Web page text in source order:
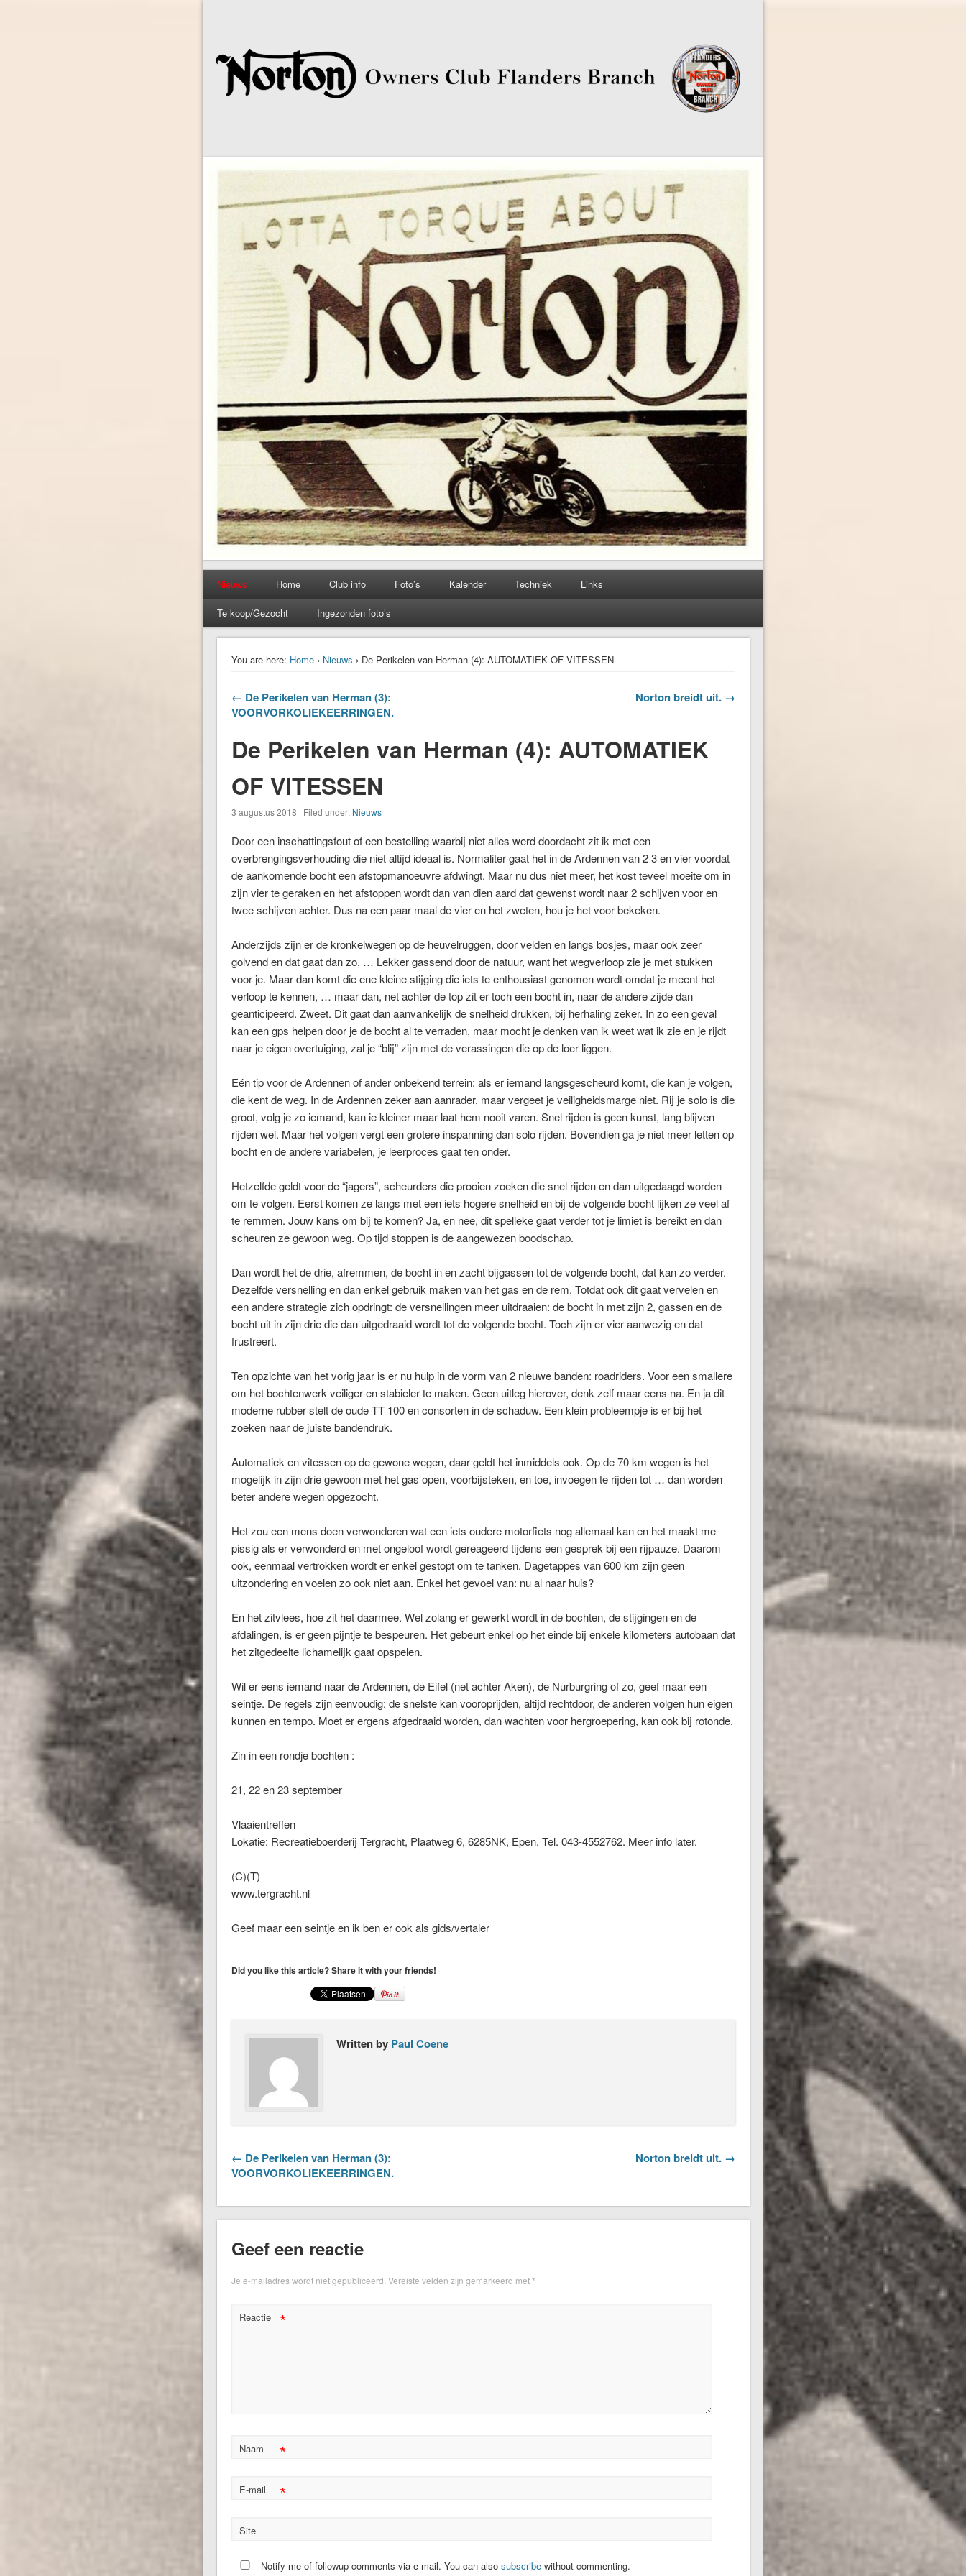
Norton Owners Club Flanders Branch
Nieuws Home Club info Foto’s Kalender Techniek Links
Te koop/Gezocht Ingezonden foto’s
You are here: Home› Nieuws › De Perikelen van Herman (4): AUTOMATIEK OF VITESSEN
← De Perikelen van Herman (3):
VOORVORKOLIEKEERRINGEN.
Norton breidt uit. →
De Perikelen van Herman (4): AUTOMATIEK
OF VITESSEN
3 augustus 2018 | Filed under: Nieuws
Door een inschattingsfout of een bestelling waarbij niet alles werd doordacht zit ik met een
overbrengingsverhouding die niet altijd ideaal is. Normaliter gaat het in de Ardennen van 2 3 en vier voordat
de aankomende bocht een afstopmanoeuvre afdwingt. Maar nu dus niet meer, het kost teveel moeite om in
zijn vier te geraken en het afstoppen wordt dan van dien aard dat gewenst wordt naar 2 schijven voor en
twee schijven achter. Dus na een paar maal de vier en het zweten, hou je het voor bekeken.
Anderzijds zijn er de kronkelwegen op de heuvelruggen, door velden en langs bosjes, maar ook zeer
golvend en dat gaat dan zo, … Lekker gassend door de natuur, want het wegverloop zie je met stukken
voor je. Maar dan komt die ene kleine stijging die iets te enthousiast genomen wordt omdat je meent het
verloop te kennen, … maar dan, net achter de top zit er toch een bocht in, naar de andere zijde dan
geanticipeerd. Zweet. Dit gaat dan aanvankelijk de snelheid drukken, bij herhaling zeker. In zo een geval
kan een gps helpen door je de bocht al te verraden, maar mocht je denken van ik weet wat ik zie en je rijdt
naar je eigen overtuiging, zal je “blij” zijn met de verassingen die op de loer liggen.
Eén tip voor de Ardennen of ander onbekend terrein: als er iemand langsgescheurd komt, die kan je volgen,
die kent de weg. In de Ardennen zeker aan aanrader, maar vergeet je veiligheidsmarge niet. Rij je solo is die
groot, volg je zo iemand, kan ie kleiner maar laat hem nooit varen. Snel rijden is geen kunst, lang blijven
rijden wel. Maar het volgen vergt een grotere inspanning dan solo rijden. Bovendien ga je niet meer letten op
bocht en de andere variabelen, je leerproces gaat ten onder.
Hetzelfde geldt voor de “jagers”, scheurders die prooien zoeken die snel rijden en dan uitgedaagd worden
om te volgen. Eerst komen ze langs met een iets hogere snelheid en bij de volgende bocht lijken ze veel af
te remmen. Jouw kans om bij te komen? Ja, en nee, dit spelleke gaat verder tot je limiet is bereikt en dan
scheuren ze gewoon weg. Op tijd stoppen is de aangewezen boodschap.
Dan wordt het de drie, afremmen, de bocht in en zacht bijgassen tot de volgende bocht, dat kan zo verder.
Dezelfde versnelling en dan enkel gebruik maken van het gas en de rem. Totdat ook dit gaat vervelen en
een andere strategie zich opdringt: de versnellingen meer uitdraaien: de bocht in met zijn 2, gassen en de
bocht uit in zijn drie die dan uitgedraaid wordt tot de volgende bocht. Toch zijn er vier aanwezig en dat
frustreert.
Ten opzichte van het vorig jaar is er nu hulp in de vorm van 2 nieuwe banden: roadriders. Voor een smallere
om het bochtenwerk veiliger en stabieler te maken. Geen uitleg hierover, denk zelf maar eens na. En ja dit
moderne rubber stelt de oude TT 100 en consorten in de schaduw. Een klein probleempje is er bij het
zoeken naar de juiste bandendruk.
Automatiek en vitessen op de gewone wegen, daar geldt het inmiddels ook. Op de 70 km wegen is het
mogelijk in zijn drie gewoon met het gas open, voorbijsteken, en toe, invoegen te rijden tot … dan worden
beter andere wegen opgezocht.
Het zou een mens doen verwonderen wat een iets oudere motorfiets nog allemaal kan en het maakt me
pissig als er verwonderd en met ongeloof wordt gereageerd tijdens een gesprek bij een rijpauze. Daarom
ook, eenmaal vertrokken wordt er enkel gestopt om te tanken. Dagetappes van 600 km zijn geen
uitzondering en voelen zo ook niet aan. Enkel het gevoel van: nu al naar huis?
En het zitvlees, hoe zit het daarmee. Wel zolang er gewerkt wordt in de bochten, de stijgingen en de
afdalingen, is er geen pijntje te bespeuren. Het gebeurt enkel op het einde bij enkele kilometers autobaan dat
het zitgedeelte lichamelijk gaat opspelen.
Wil er eens iemand naar de Ardennen, de Eifel (net achter Aken), de Nurburgring of zo, geef maar een
seintje. De regels zijn eenvoudig: de snelste kan vooroprijden, altijd rechtdoor, de anderen volgen hun eigen
kunnen en tempo. Moet er ergens afgedraaid worden, dan wachten voor hergroepering, kan ook bij rotonde.
Zin in een rondje bochten :
21, 22 en 23 september
Vlaaientreffen
Lokatie: Recreatieboerderij Tergracht, Plaatweg 6, 6285NK, Epen. Tel. 043-4552762. Meer info later.
(C)(T)
www.tergracht.nl
Geef maar een seintje en ik ben er ook als gids/vertaler
Did you like this article? Share it with your friends!
Written by Paul Coene
← De Perikelen van Herman (3):
VOORVORKOLIEKEERRINGEN.
Norton breidt uit. →
Geef een reactie
Je e-mailadres wordt niet gepubliceerd. Vereiste velden zijn gemarkeerd met*
Reactie *
Naam *
E-mail *
Site
Notify me of followup comments via e-mail. You can also subscribewithout commenting.